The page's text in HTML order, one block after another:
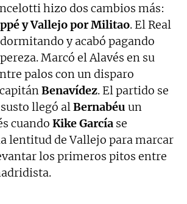
hizo dos cambios más:
y Vallejo por Militao. El Real
y acabó pagando
Marcó el Alavés en su
palos con un disparo
Benavídez. El partido se
llegó alBernabéu un
cuando Kike García se
lentitud de Vallejo para marcar
los primeros pitos entre